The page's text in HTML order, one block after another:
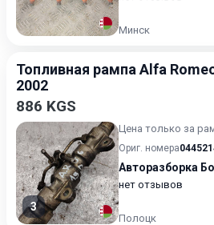
Минск
Топливная рампа Alfa
2002
886 KGS
3
Цена только за
Ориг. номера
Авторазборка
нет отзывов
Полоцк